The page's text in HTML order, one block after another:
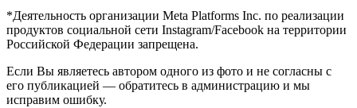
*Деятельность организации Meta Platforms Inc. по реализации
продуктов социальной сети Instagram/Facebook на территории
Российской Федерации запрещена.
Если Вы являетесь автором одного из фото и не согласны с
его публикацией — обратитесь в администрацию и мы
исправим ошибку.